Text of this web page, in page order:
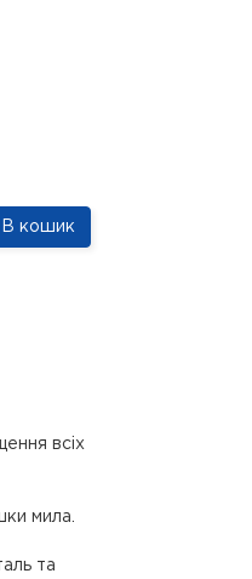
В кошик
всіх
мила.
та